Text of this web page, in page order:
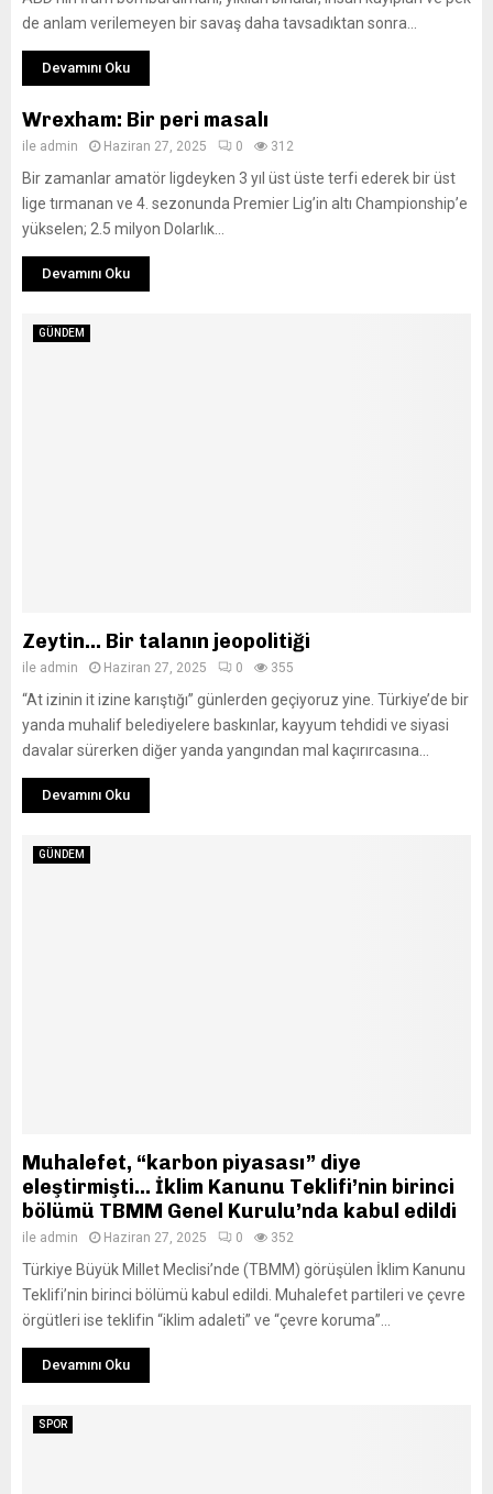
de anlam verilemeyen bir savaş daha tavsadıktan sonra...
Devamını Oku
Wrexham: Bir peri masalı
ile admin Haziran 27, 2025 0 312
Bir zamanlar amatör ligdeyken 3 yıl üst üste terfi ederek bir üst
lige tırmanan ve 4. sezonunda Premier Lig’in altı Championship’e
yükselen; 2.5 milyon Dolarlık...
Devamını Oku
GÜNDEM
Zeytin… Bir talanın jeopolitiği
ile admin Haziran 27, 2025 0 355
“At izinin it izine karıştığı” günlerden geçiyoruz yine. Türkiye’de bir
yanda muhalif belediyelere baskınlar, kayyum tehdidi ve siyasi
davalar sürerken diğer yanda yangından mal kaçırırcasına...
Devamını Oku
GÜNDEM
Muhalefet, “karbon piyasası” diye
eleştirmişti… İklim Kanunu Teklifi’nin birinci
bölümü TBMM Genel Kurulu’nda kabul edildi
ile admin Haziran 27, 2025 0 352
Türkiye Büyük Millet Meclisi’nde (TBMM) görüşülen İklim Kanunu
Teklifi’nin birinci bölümü kabul edildi. Muhalefet partileri ve çevre
örgütleri ise teklifin “iklim adaleti” ve “çevre koruma”...
Devamını Oku
SPOR